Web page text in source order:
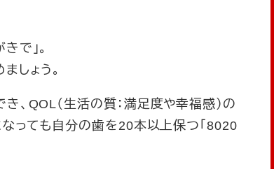
で」。
しょう。
QOL（生活の質：満足度や幸福感）の
っても自分の歯を20本以上保つ「8020